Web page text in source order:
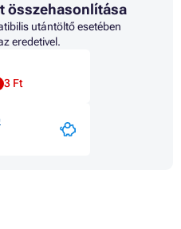
összehasonlítása
utántöltő esetében
eredetivel.
3 Ft